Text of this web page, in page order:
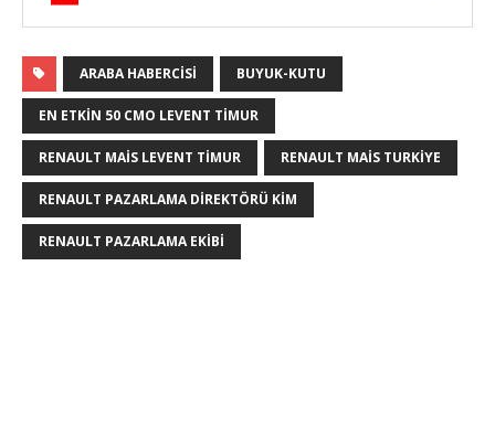
ARABA HABERCISI BUYUK-KUTU
EN ETKIN 50 CMO LEVENT TIMUR
RENAULT MAIS LEVENT TIMUR RENAULT MAIS TURKIYE
RENAULT PAZARLAMA DIREKTÖRÜ KIM
RENAULT PAZARLAMA EKIBI